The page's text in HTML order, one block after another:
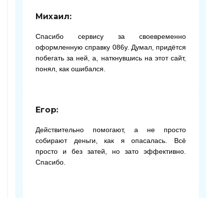
Михаил:
Спасибо сервису за своевременно
оформленную справку 086у. Думал, придётся
побегать за ней, а, наткнувшись на этот сайт,
понял, как ошибался.
Егор:
Действительно помогают, а не просто
собирают деньги, как я опасалась. Всё
просто и без затей, но зато эффективно.
Спасибо.